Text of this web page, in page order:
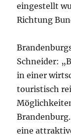
eingestellt
Richtung
Schneider:
in einer
touristisch
eine